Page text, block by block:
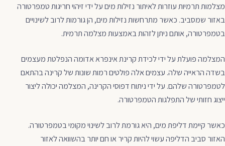
מצלמות תרמיות עוזרות לאיתור נזילות מים על ידי זיהוי חריגות טמפרטורה
באזור שמסביב. כאשר מתרחשות נזילות מים, הן גורמות לרוב לשינויים
בטמפרטורה, אותם ניתן לזהות באמצעות מצלמה תרמית.
המצלמה פועלת על ידי לכידת קרינת אינפרא אדומה הנפלטת מעצמים
בשדה הראייה שלה. עצמים אלה פולטים רמות שונות של קרינה בהתאם
לטמפרטורה שלהם. על ידי ניתוח דפוסי הקרינה, המצלמה יכולה ליצור
ייצוג חזותי של התפלגות הטמפרטורה.
כאשר קיימת דליפת מים, היא גורמת לרוב לשינוי מקומי בטמפרטורה.
האזור סביב הדליפה עשוי להיות קריר או חם יותר בהשוואה לאזור